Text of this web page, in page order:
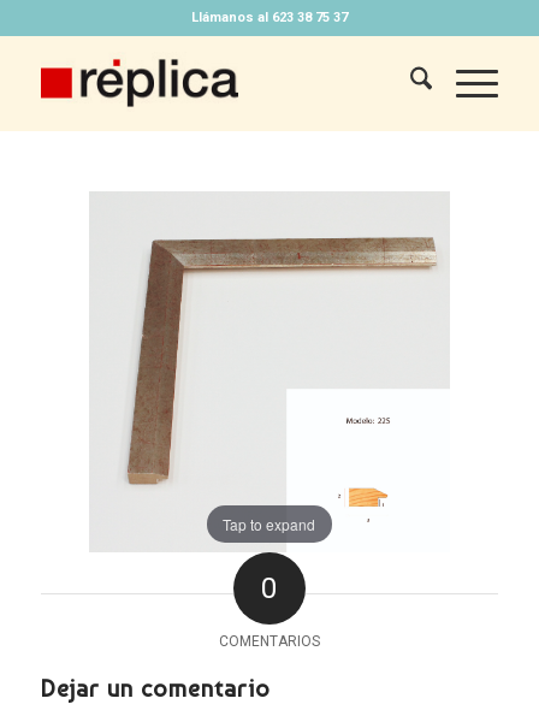
Llámanos al 623 38 75 37
Tap to expand
0
COMENTARIOS
Dejar un comentario